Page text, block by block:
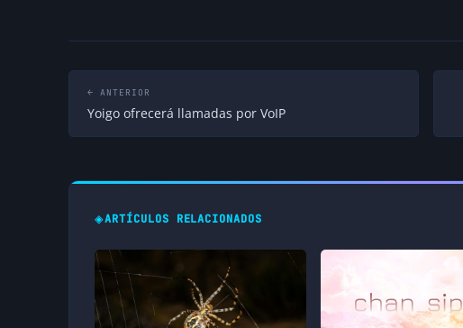
← ANTERIOR
Yoigo ofrecerá llamadas por VoIP
◈ARTÍCULOS RELACIONADOS